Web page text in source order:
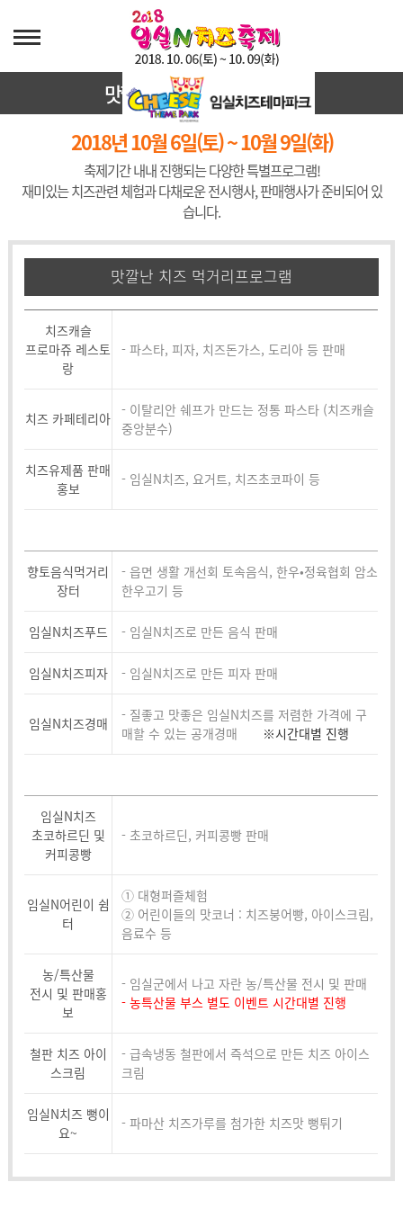
맛깔난 치즈먹거리프로그램
2018년 10월 6일(토) ~ 10월 9일(화)
축제기간 내내 진행되는 다양한 특별프로그램!
재미있는 치즈관련 체험과 다채로운 전시행사, 판매행사가 준비되어 있
습니다.
맛깔난 치즈 먹거리프로그램
치즈캐슬
프로마쥬 레스토
랑
- 파스타, 피자, 치즈돈가스, 도리아 등 판매
치즈 카페테리아
- 이탈리안 쉐프가 만드는 정통 파스타 (치즈캐슬
중앙분수)
치즈유제품 판매
홍보
- 임실N치즈, 요거트, 치즈초코파이 등
향토음식먹거리
장터
- 읍면 생활 개선회 토속음식, 한우•정육협회 암소
한우고기 등
임실N치즈푸드 - 임실N치즈로 만든 음식 판매
임실N치즈피자 - 임실N치즈로 만든 피자 판매
임실N치즈경매
- 질좋고 맛좋은 임실N치즈를 저렴한 가격에 구
매할 수 있는 공개경매 ※시간대별 진행
임실N치즈
초코하르딘 및
커피콩빵
- 초코하르딘, 커피콩빵 판매
임실N어린이 쉼
터
① 대형퍼즐체험
② 어린이들의 맛코너 : 치즈붕어빵, 아이스크림,
음료수 등
농/특산물
전시 및 판매홍
보
- 임실군에서 나고 자란 농/특산물 전시 및 판매
- 농특산물 부스 별도 이벤트 시간대별 진행
철판 치즈 아이
스크림
- 급속냉동 철판에서 즉석으로 만든 치즈 아이스
크림
임실N치즈 뻥이
요~
- 파마산 치즈가루를 첨가한 치즈맛 뻥튀기